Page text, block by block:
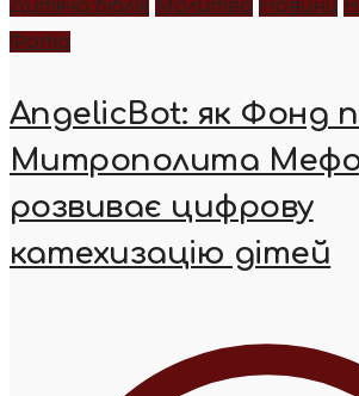
Дитяча біблія Молитва Новини
Фото
AngelicBot: як Фонд
Митрополита
розвиває цифрову
катехизацію дітей